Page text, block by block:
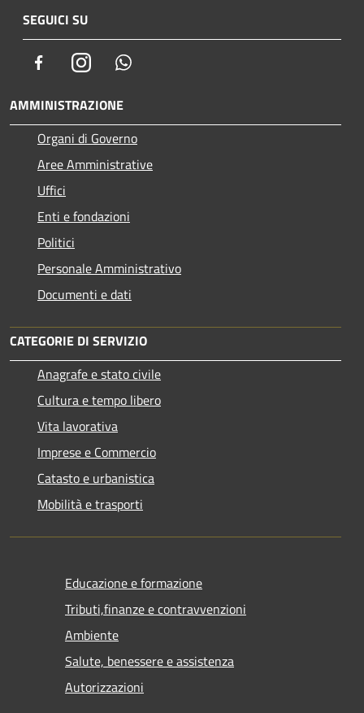
SEGUICI SU
FacebookInstagram
AMMINISTRAZIONE
Organi di Governo
Aree Amministrative
Uffici
Enti e fondazioni
Politici
Personale Amministrativo
Documenti e dati
CATEGORIE DI SERVIZIO
Anagrafe e stato civile
Cultura e tempo libero
Vita lavorativa
Imprese e Commercio
Catasto e urbanistica
Mobilità e trasporti
Educazione e formazione
Tributi,finanze e contravvenzioni
Ambiente
Salute, benessere e assistenza
Autorizzazioni